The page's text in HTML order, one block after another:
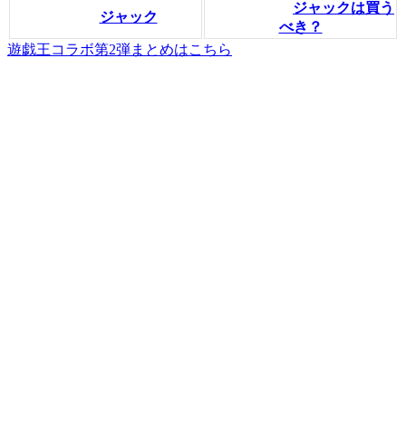
ジャック
ジャックは買う
べき？
遊戯王コラボ第2弾まとめはこちら